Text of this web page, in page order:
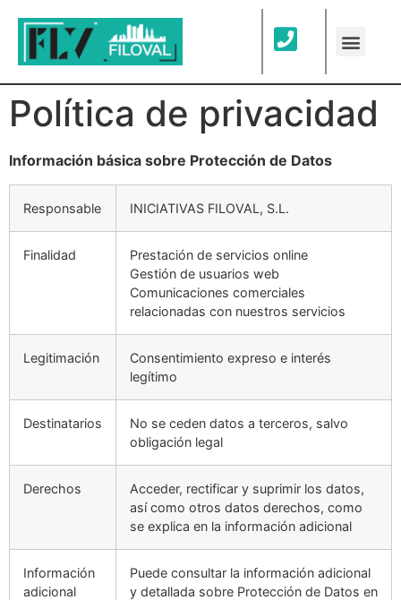
Política de privacidad
Información básica sobre Protección de Datos
Responsable INICIATIVAS FILOVAL, S.L.
Finalidad
Prestación de servicios online
Gestión de usuarios web
Comunicaciones comerciales
relacionadas con nuestros servicios
Legitimación
Consentimiento expreso e interés
legítimo
Destinatarios
No se ceden datos a terceros, salvo
obligación legal
Derechos
Acceder, rectificar y suprimir los datos,
así como otros datos derechos, como
se explica en la información adicional
Información
adicional
Puede consultar la información adicional
y detallada sobre Protección de Datos en